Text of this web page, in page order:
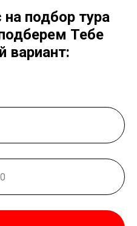
на подбор тура
Тебе
вариант: